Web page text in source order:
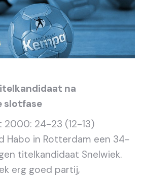
na
slotfase
2000: 24-23 (12-13)
Habo in Rotterdam een 34-
titelkandidaat Snelwiek.
erg goed partij,